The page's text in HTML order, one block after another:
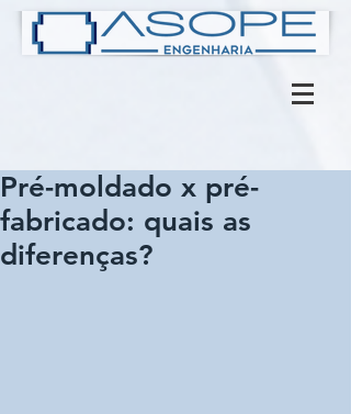
Pré-moldado x pré-
fabricado: quais as
diferenças?